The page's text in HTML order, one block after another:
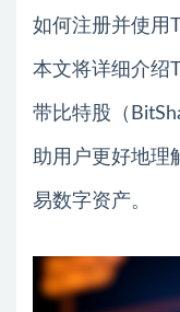
如何注册并使用
本文将详细介绍
带比特股（
助用户更好地理
易数字资产。